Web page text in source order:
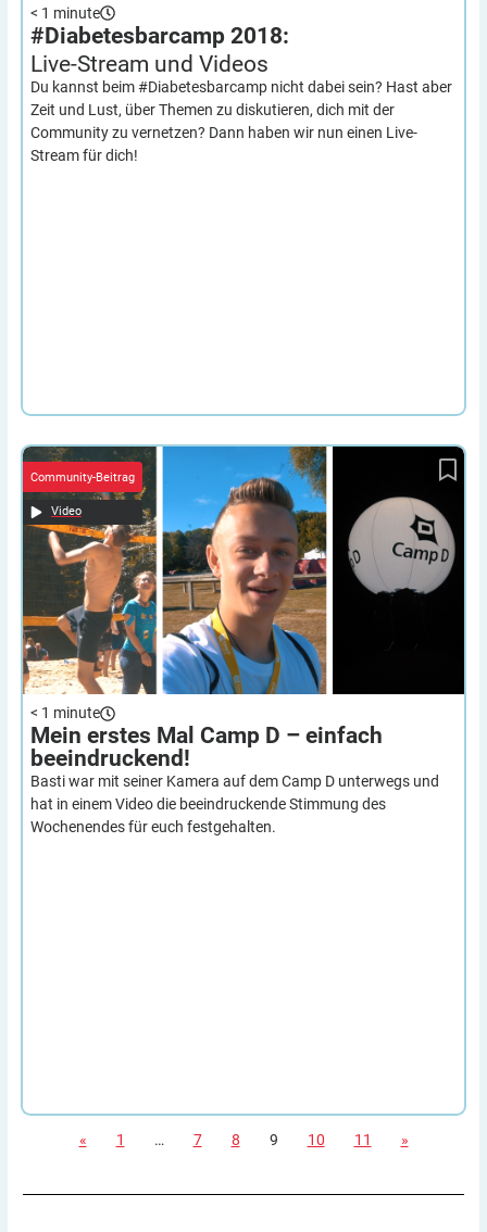
< 1 minute
#Diabetesbarcamp 2018:
Live-Stream und Videos
Du kannst beim #Diabetesbarcamp nicht dabei sein? Hast aber
Zeit und Lust, über Themen zu diskutieren, dich mit der
Community zu vernetzen? Dann haben wir nun einen Live-
Stream für dich!
Mein erstes Mal Camp D – einfach beeindruckend!
Community-Beitrag
Video
< 1 minute
Mein erstes Mal Camp D – einfach
beeindruckend!
Basti war mit seiner Kamera auf dem Camp D unterwegs und
hat in einem Video die beeindruckende Stimmung des
Wochenendes für euch festgehalten.
« 1 … 7 8 9 10 11 »